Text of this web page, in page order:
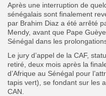
Après une interruption de
sénégalais sont finalement
par Brahim Diaz a été arrêté
Mendy, avant que Pape
Sénégal dans les
Le jury d’appel de la CAF,
retiré, deux mois après la
d’Afrique au Sénégal pour
tapis vert), se fondant sur les
CAN.